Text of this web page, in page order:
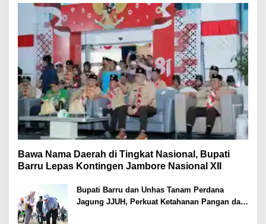
Bawa Nama Daerah di Tingkat Nasional, Bupati
Barru Lepas Kontingen Jambore Nasional XII
Bupati Barru dan Unhas Tanam Perdana
Jagung JJUH, Perkuat Ketahanan Pangan dan